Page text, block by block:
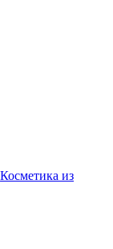
Косметика из